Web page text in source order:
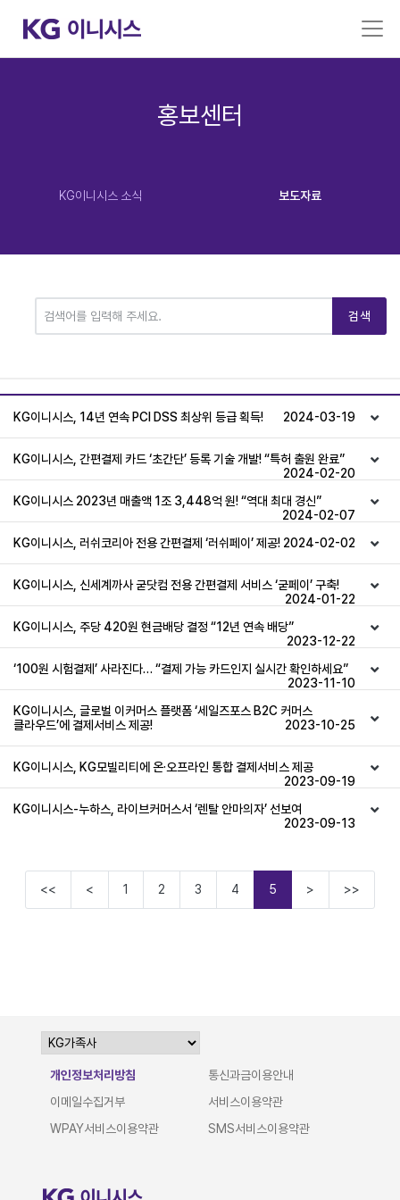
홍보센터
KG이니시스 소식 보도자료
검색
KG이니시스, 14년 연속 PCI DSS 최상위 등급 획득! 2024-03-19
KG이니시스, 간편결제 카드 ‘초간단’ 등록 기술 개발! “특허 출원 완료”
2024-02-20
KG이니시스 2023년 매출액 1조 3,448억 원! “역대 최대 경신”
2024-02-07
KG이니시스, 러쉬코리아 전용 간편결제 ‘러쉬페이’ 제공! 2024-02-02
KG이니시스, 신세계까사 굳닷컴 전용 간편결제 서비스 ‘굳페이’ 구축!
2024-01-22
KG이니시스, 주당 420원 현금배당 결정 “12년 연속 배당”
2023-12-22
‘100원 시험결제’ 사라진다… “결제 가능 카드인지 실시간 확인하세요”
2023-11-10
KG이니시스, 글로벌 이커머스 플랫폼 ‘세일즈포스 B2C 커머스
클라우드’에 결제서비스 제공!
2023-10-25
KG이니시스, KG모빌리티에 온·오프라인 통합 결제서비스 제공
2023-09-19
KG이니시스-누하스, 라이브커머스서 ‘렌탈 안마의자’ 선보여
2023-09-13
<< < 1 2 3 4 5 > >>
개인정보처리방침
통신과금이용안내
이메일수집거부
서비스이용약관
WPAY서비스이용약관
SMS서비스이용약관